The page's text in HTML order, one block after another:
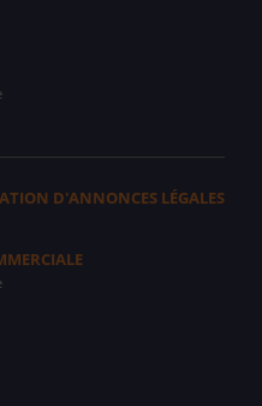
D'ANNONCES LÉGALES